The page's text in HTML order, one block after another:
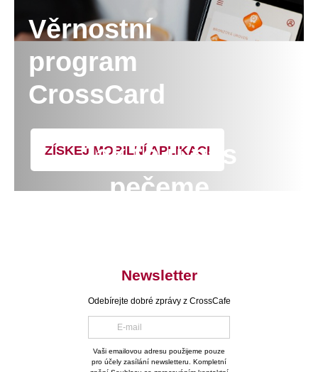
Věrnostní
program
CrossCard
ZÍSKEJ MOBILNÍ APLIKACI
Jak to u nás
pečeme
Newsletter
Odebírejte dobré zprávy z CrossCafe
Vaši emailovou adresu použijeme pouze
pro účely zasílání newsletteru. Kompletní